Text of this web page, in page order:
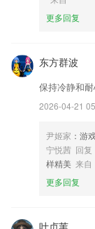
共瑞城会员登
2.让您从一个职业小
3.老师会及时针对
做一个归纳整理；
5.每周一个新故事
的成长，每周呈送
6.交警正面看你左手
可以打开小程序喽
更多回复
东方群波
保持冷静和耐
2026-04-21
尹姬家 ：游
宁悦茜 回复
样精美 来自
更多回复
叶贞苇